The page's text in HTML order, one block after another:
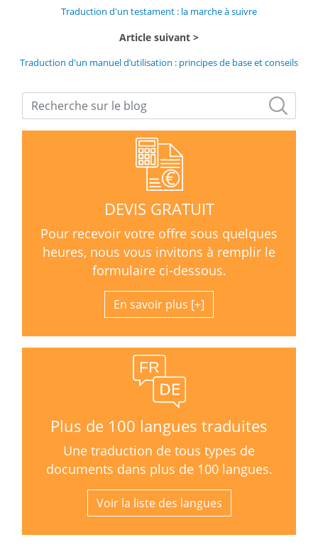
Traduction d'un testament : la marche à suivre
Article suivant
Traduction d'un manuel d’utilisation : principes de base et conseils
DEVIS GRATUIT
Pour recevoir votre offre sous quelques
heures, nous vous invitons à remplir le
formulaire ci-dessous.
En savoir plus
Plus de 100 langues traduites
Une traduction de tous types de
documents dans plus de 100 langues.
Voir la liste des langues